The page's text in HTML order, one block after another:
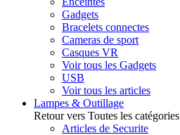
Gadgets
Bracelets connectes
Cameras de sport
Casques VR
Voir tous les Gadgets
USB
Voir tous les articles
Lampes & Outillage
Retour vers Toutes les catégories
Articles de Securite